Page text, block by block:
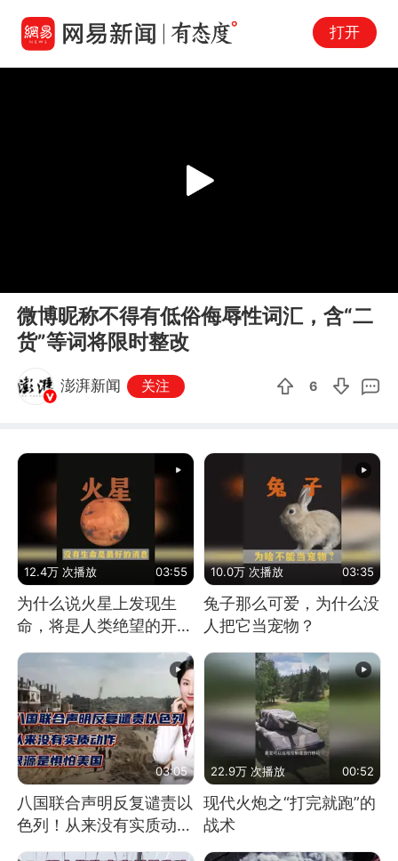
打开
Play
微博昵称不得有低俗侮辱性词汇，含“二
货”等词将限时整改
澎湃新闻 关注 6
12.4万 次播放 03:55
为什么说火星上发现生
命，将是人类绝望的开
始？
10.0万 次播放 03:35
兔子那么可爱，为什么没
人把它当宠物？
03:05
八国联合声明反复谴责以
色列！从来没有实质动
22.9万 次播放 00:52
现代火炮之“打完就跑”的
战术